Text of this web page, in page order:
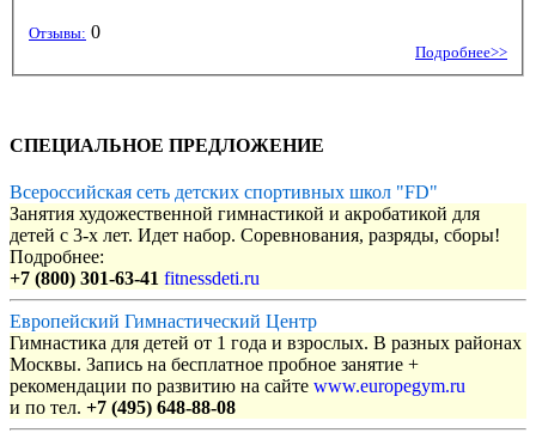
Отзывы: 0
Подробнее>>
СПЕЦИАЛЬНОЕ ПРЕДЛОЖЕНИЕ
Всероссийская сеть детских спортивных школ "FD"
Занятия художественной гимнастикой и акробатикой для
детей с 3-х лет. Идет набор. Соревнования, разряды, сборы!
Подробнее:
+7 (800) 301-63-41 fitnessdeti.ru
Европейский Гимнастический Центр
Гимнастика для детей от 1 года и взрослых. В разных районах
Москвы. Запись на бесплатное пробное занятие +
рекомендации по развитию на сайте www.europegym.ru
и по тел. +7 (495) 648-88-08